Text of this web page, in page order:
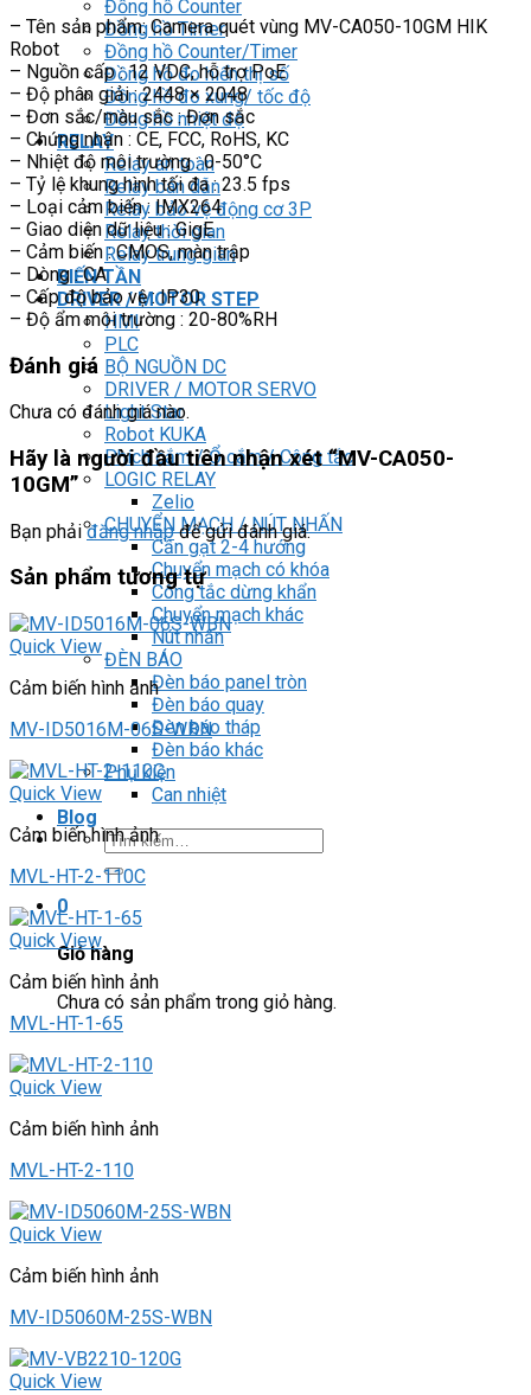
Đồng hồ Counter
Đồng hồ Timer
Đồng hồ Counter/Timer
Đồng hồ đo hiển thị số
Đồng hồ đo xung/ tốc độ
Đồng hồ nhiệt độ
RELAY
Relay an toàn
Relay bán dẫn
Relay bảo vệ động cơ 3P
Relay thời gian
Relay trung gian
BIẾN TẦN
DRIVER / MOTOR STEP
HMI
PLC
BỘ NGUỒN DC
DRIVER / MOTOR SERVO
Light Star
Robot KUKA
Phích cắm / Ổ cắm / Công tắc
LOGIC RELAY
Zelio
CHUYỂN MẠCH / NÚT NHẤN
Cần gạt 2-4 hướng
Chuyển mạch có khóa
Công tắc dừng khẩn
Chuyển mạch khác
Nút nhấn
ĐÈN BÁO
Đèn báo panel tròn
Đèn báo quay
Đèn báo tháp
Đèn báo khác
Phụ kiện
Can nhiệt
Blog
Tìm
kiếm:
0
Giỏ hàng
Chưa có sản phẩm trong giỏ hàng.
– Tên sản phẩm: Camera quét vùng MV-CA050-10GM HIK
Robot
– Nguồn cấp : 12 VDC, hỗ trợ PoE
– Độ phân giải : 2448 × 2048
– Đơn sắc/màu sắc : Đơn sắc
– Chứng nhận : CE, FCC, RoHS, KC
– Nhiệt độ môi trường : 0-50°C
– Tỷ lệ khung hình tối đa : 23.5 fps
– Loại cảm biến : IMX264
– Giao diện dữ liệu : GigE
– Cảm biến : CMOS, màn trập
– Dòng : CA
– Cấp độ bảo vệ : IP30
– Độ ẩm môi trường : 20-80%RH
Đánh giá
Chưa có đánh giá nào.
Hãy là người đầu tiên nhận xét “MV-CA050-
10GM”
Bạn phảiđăng nhậpđể gửi đánh giá.
Sản phẩm tương tự
Quick View
Cảm biến hình ảnh
MV-ID5016M-06S-WBN
Quick View
Cảm biến hình ảnh
MVL-HT-2-110C
Quick View
Cảm biến hình ảnh
MVL-HT-1-65
Quick View
Cảm biến hình ảnh
MVL-HT-2-110
Quick View
Cảm biến hình ảnh
MV-ID5060M-25S-WBN
Quick View